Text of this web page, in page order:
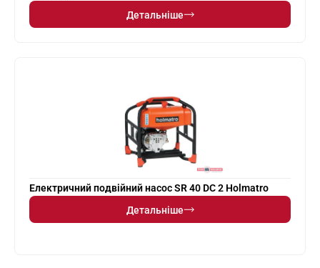
Детальніше
Електричний подвійний насос SR 40 DC 2 Holmatro
Детальніше